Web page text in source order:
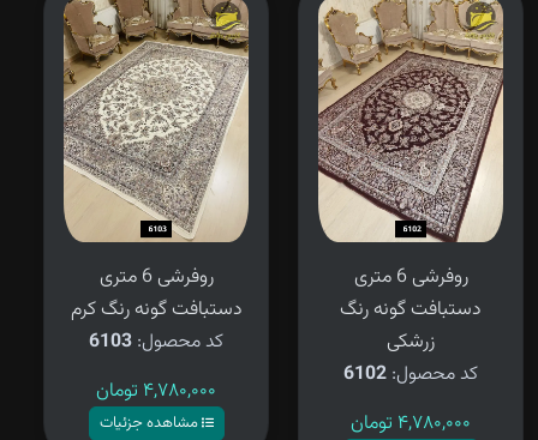
روفرشی 6 متری
دستبافت گونه رنگ
زرشکی
کد محصول: 6102
۴,۷۸۰,۰۰۰ تومان
روفرشی 6 متری
دستبافت گونه رنگ کرم
کد محصول: 6103
۴,۷۸۰,۰۰۰ تومان
مشاهده جزئیات